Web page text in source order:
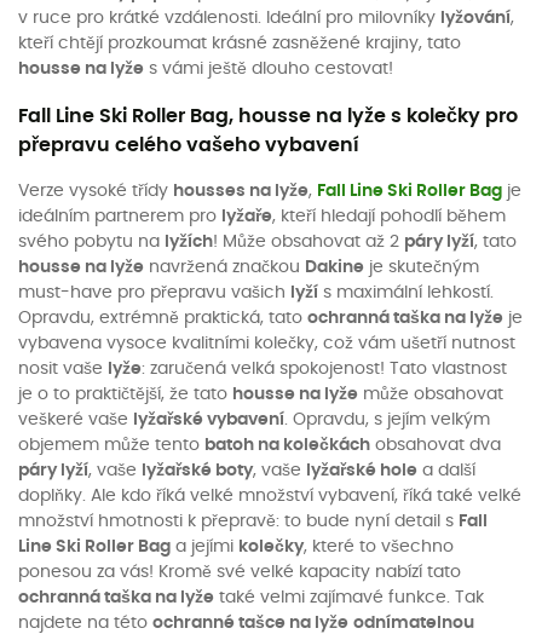
v ruce pro krátké vzdálenosti. Ideální pro milovníky lyžování,
kteří chtějí prozkoumat krásné zasněžené krajiny, tato
housse na lyže s vámi ještě dlouho cestovat!
Fall Line Ski Roller Bag, housse na lyže s kolečky pro
přepravu celého vašeho vybavení
Verze vysoké třídy housses na lyže, Fall Line Ski Roller Bag je
ideálním partnerem pro lyžaře, kteří hledají pohodlí během
svého pobytu na lyžích! Může obsahovat až 2 páry lyží, tato
housse na lyže navržená značkou Dakine je skutečným
must-have pro přepravu vašich
lyží s maximální lehkostí.
Opravdu, extrémně praktická, tato ochranná taška na lyže je
vybavena vysoce kvalitními kolečky, což vám ušetří nutnost
nosit vaše
lyže: zaručená velká spokojenost! Tato vlastnost
je o to praktičtější, že tato housse na lyže může obsahovat
veškeré vaše
lyžařské vybavení. Opravdu, s jejím velkým
objemem může tento batoh na kolečkách obsahovat dva
páry lyží, vaše lyžařské boty, vaše lyžařské hole a další
doplňky. Ale kdo říká velké množství vybavení, říká také velké
množství hmotnosti k přepravě: to bude nyní detail s Fall
Line Ski Roller Bag a jejími kolečky, které to všechno
ponesou za vás! Kromě své velké kapacity nabízí tato
ochranná taška na lyže také velmi zajímavé funkce. Tak
najdete na této ochranné tašce na lyže odnímatelnou